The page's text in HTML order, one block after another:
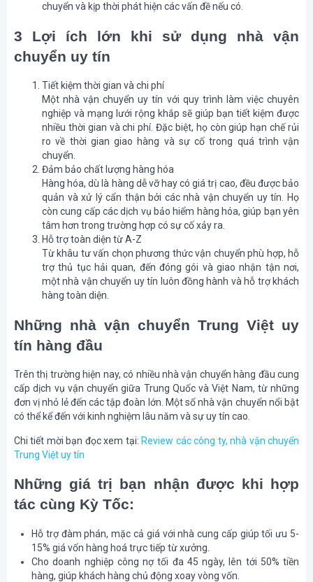
chuyển và kịp thời phát hiện các vấn đề nếu có.
3 Lợi ích lớn khi sử dụng nhà vận
chuyển uy tín
Tiết kiệm thời gian và chi phí
Một nhà vận chuyển uy tín với quy trình làm việc chuyên
nghiệp và mạng lưới rộng khắp sẽ giúp bạn tiết kiệm được
nhiều thời gian và chi phí. Đặc biệt, họ còn giúp hạn chế rủi
ro về thời gian giao hàng và sự cố trong quá trình vận
chuyển.
Đảm bảo chất lượng hàng hóa
Hàng hóa, dù là hàng dễ vỡ hay có giá trị cao, đều được bảo
quản và xử lý cẩn thận bởi các nhà vận chuyển uy tín. Họ
còn cung cấp các dịch vụ bảo hiểm hàng hóa, giúp bạn yên
tâm hơn trong trường hợp có sự cố xảy ra.
Hỗ trợ toàn diện từ A-Z
Từ khâu tư vấn chọn phương thức vận chuyển phù hợp, hỗ
trợ thủ tục hải quan, đến đóng gói và giao nhận tận nơi,
một nhà vận chuyển uy tín luôn đồng hành và hỗ trợ khách
hàng toàn diện.
Những nhà vận chuyển Trung Việt uy
tín hàng đầu
Trên thị trường hiện nay, có nhiều nhà vận chuyển hàng đầu cung
cấp dịch vụ vận chuyển giữa Trung Quốc và Việt Nam, từ những
đơn vị nhỏ lẻ đến các tập đoàn lớn. Một số nhà vận chuyển nổi bật
có thể kể đến với kinh nghiệm lâu năm và sự uy tín cao.
Chi tiết mời bạn đọc xem tại: Review các công ty, nhà vận chuyển
Trung Việt uy tín
Những giá trị bạn nhận được khi hợp
tác cùng Kỳ Tốc:
Hỗ trợ đàm phán, mặc cả giá với nhà cung cấp giúp tối ưu 5-
15% giá vốn hàng hoá trực tiếp từ xưởng.
Cho doanh nghiệp công nợ tối đa 45 ngày, lên tới 50% tiền
hàng, giúp khách hàng chủ động xoay vòng vốn.